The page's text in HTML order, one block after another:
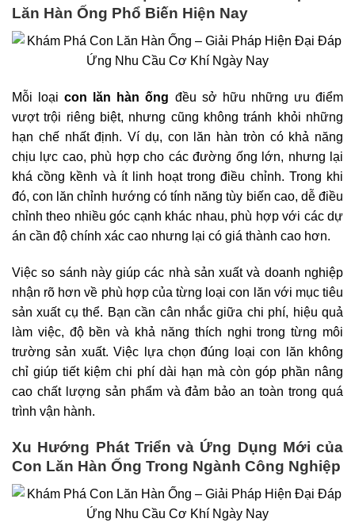
Lăn Hàn Ống Phổ Biến Hiện Nay
Mỗi loạicon lăn hàn ống đều sở hữu những ưu điểm
vượt trội riêng biệt, nhưng cũng không tránh khỏi những
hạn chế nhất định. Ví dụ, con lăn hàn tròn có khả năng
chịu lực cao, phù hợp cho các đường ống lớn, nhưng lại
khá cồng kềnh và ít linh hoạt trong điều chỉnh. Trong khi
đó, con lăn chỉnh hướng có tính năng tùy biến cao, dễ điều
chỉnh theo nhiều góc cạnh khác nhau, phù hợp với các dự
án cần độ chính xác cao nhưng lại có giá thành cao hơn.
Việc so sánh này giúp các nhà sản xuất và doanh nghiệp
nhận rõ hơn về phù hợp của từng loại con lăn với mục tiêu
sản xuất cụ thể. Bạn cần cân nhắc giữa chi phí, hiệu quả
làm việc, độ bền và khả năng thích nghi trong từng môi
trường sản xuất. Việc lựa chọn đúng loại con lăn không
chỉ giúp tiết kiệm chi phí dài hạn mà còn góp phần nâng
cao chất lượng sản phẩm và đảm bảo an toàn trong quá
trình vận hành.
Xu Hướng Phát Triển và Ứng Dụng Mới của
Con Lăn Hàn Ống Trong Ngành Công Nghiệp